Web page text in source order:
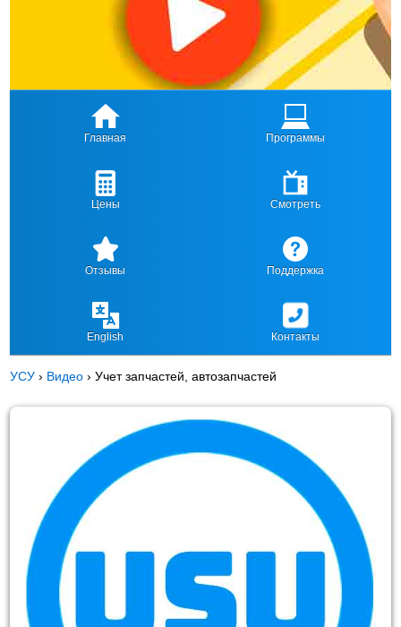
Главная Программы
Цены Смотреть
Отзывы Поддержка
English Контакты
УСУ › Видео ›Учет запчастей, автозапчастей